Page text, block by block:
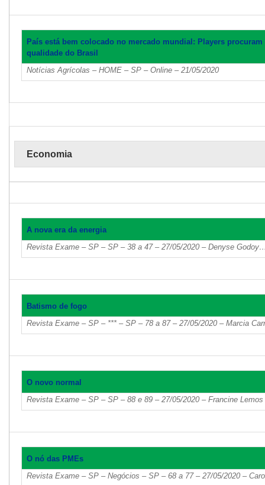
País está bem colocado no mercado mundial: Players
qualidade do Brasil
Notícias Agrícolas – HOME – SP – Online – 21/05/2020
Economia
A nova era da energia
Revista Exame – SP – SP – 38 a 47 – 27/05/2020 – Denyse
Batismo de fogo
Revista Exame – SP – *** – SP – 78 a 87 – 27/05/2020 – Marcia
O novo normal
Revista Exame – SP – SP – 88 e 89 – 27/05/2020 – Francine Lemos
O nó das PMEs
Revista Exame – SP – Negócios – SP – 68 a 77 – 27/05/2020 –